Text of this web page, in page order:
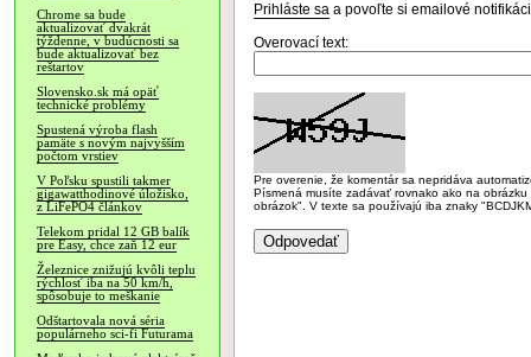
Chrome sa bude
aktualizovať dvakrát
týždenne, v budúcnosti sa
bude aktualizovať bez
reštartov
Slovensko.sk má opäť
technické problémy
Spustená výroba flash
pamäte s novým najvyšším
počtom vrstiev
V Poľsku spustili takmer
gigawatthodinové úložisko,
z LiFePO4 článkov
Telekom pridal 12 GB balík
pre Easy, chce zaň 12 eur
Železnice znižujú kvôli teplu
rýchlosť iba na 50 km/h,
spôsobuje to meškanie
Odštartovala nová séria
populárneho sci-fi Futurama
Prihláste sa a povoľte si emailové
Overovací text:
Pre overenie, že komentár sa nepridáva
Písmená musíte zadávať rovnako ako na
obrázok". V texte sa používajú iba znaky